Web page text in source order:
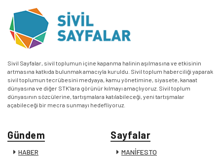
Sivil Sayfalar, sivil toplumun içine kapanma halinin aşılmasına ve etkisinin
artmasına katkıda bulunmak amacıyla kuruldu. Sivil toplum haberciliği yaparak
sivil toplumun tecrübesini medyaya, kamu yönetimine, siyasete, kanaat
dünyasına ve diğer STK’lara görünür kılmayı amaçlıyoruz. Sivil toplum
dünyasının sözcülerine, tartışmalara katılabileceği, yeni tartışmalar
açabileceği bir mecra sunmayı hedefliyoruz.
Gündem
HABER
Sayfalar
MANİFESTO